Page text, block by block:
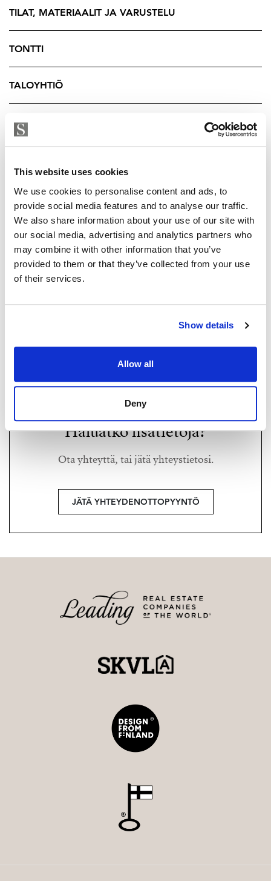
This website uses cookies
We use cookies to personalise content and ads, to
provide social media features and to analyse our traffic.
We also share information about your use of our site with
our social media, advertising and analytics partners who
may combine it with other information that you’ve
provided to them or that they’ve collected from your use
of their services.
Show details
Allow all
Deny
ARNE HYVÄRINEN
Strand Properties Brand Partner,
Aarne Hyvärinen LKV Oy | 3466503-5
Haluatko lisätietoja?
Ota yhteyttä, tai jätä yhteystietosi.
JÄTÄ YHTEYDENOTTOPYYNTÖ
varastohuone.
Varaa oma esittelysi ja tule ihastumaan!
TILAT, MATERIAALIT JA VARUSTELU
TONTTI
TALOYHTIÖ
YRITYKSEN TIEDOT